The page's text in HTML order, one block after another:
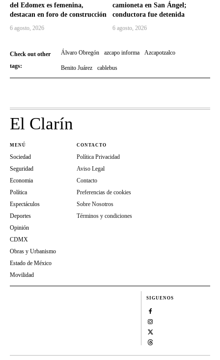
del Edomex es femenina,
destacan en foro de construcción
6 agosto, 2026
camioneta en San Ángel;
conductora fue detenida
6 agosto, 2026
Check out other
tags:
Álvaro Obregón azcapo informa Azcapotzalco
Benito Juárez cablebus
El Clarín
MENÚ
Sociedad
Seguridad
Economia
Política
Espectáculos
Deportes
Opinión
CDMX
Obras y Urbanismo
Estado de México
Movilidad
CONTACTO
Política Privacidad
Aviso Legal
Contacto
Preferencias de cookies
Sobre Nosotros
Términos y condiciones
SIGUENOS